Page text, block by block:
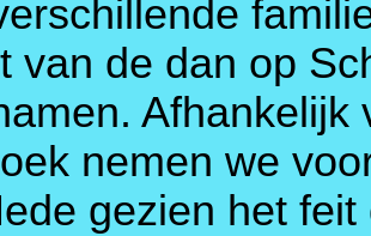
van de dan op
nemen we
gezien het